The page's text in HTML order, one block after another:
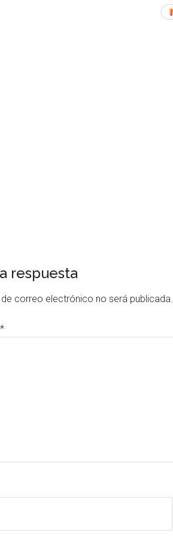
respuesta
correo electrónico no será publicada.
*